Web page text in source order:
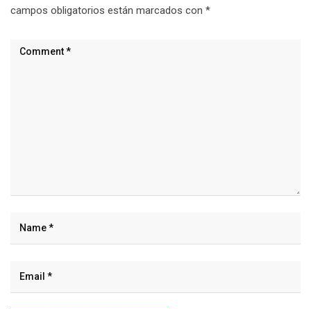
campos obligatorios están marcados con *